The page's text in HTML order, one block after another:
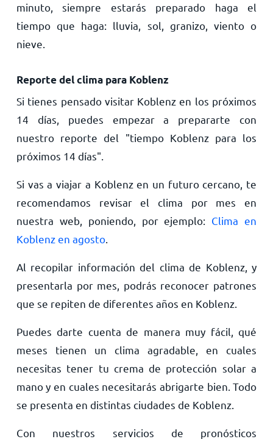
minuto, siempre estarás preparado haga el
tiempo que haga: lluvia, sol, granizo, viento o
nieve.
Reporte del clima para Koblenz
Si tienes pensado visitar Koblenz en los próximos
14 días, puedes empezar a prepararte con
nuestro reporte del "tiempo Koblenz para los
próximos 14 días".
Si vas a viajar a Koblenz en un futuro cercano, te
recomendamos revisar el clima por mes en
nuestra web, poniendo, por ejemplo: Clima en
Koblenz en agosto.
Al recopilar información del clima de Koblenz, y
presentarla por mes, podrás reconocer patrones
que se repiten de diferentes años en Koblenz.
Puedes darte cuenta de manera muy fácil, qué
meses tienen un clima agradable, en cuales
necesitas tener tu crema de protección solar a
mano y en cuales necesitarás abrigarte bien. Todo
se presenta en distintas ciudades de Koblenz.
Con nuestros servicios de pronósticos